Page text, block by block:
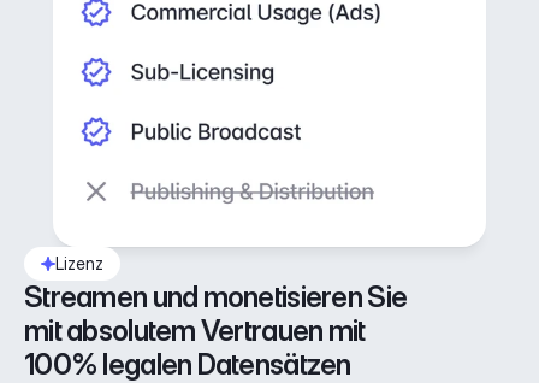
Lizenz
Streamen und monetisieren Sie
mit absolutem Vertrauen mit
100% legalen Datensätzen